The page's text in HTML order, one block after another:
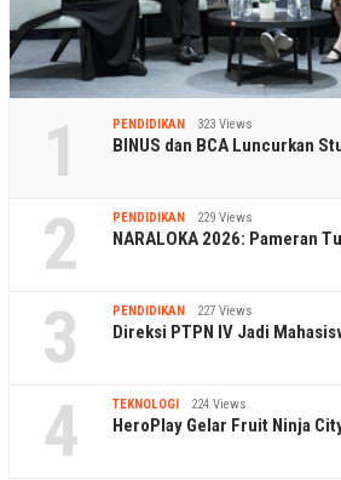
1 PENDIDIKAN 323 Views
BINUS dan BCA Luncurkan
2 PENDIDIKAN 229 Views
NARALOKA 2026: Pameran
3 PENDIDIKAN 227 Views
Direksi PTPN IV Jadi
4 TEKNOLOGI 224 Views
HeroPlay Gelar Fruit Ninja